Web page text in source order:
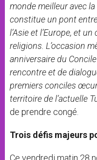
monde meilleur avec
constitue un pont entre
l’Asie et l’Europe, et
religions. L’occasion
anniversaire du
rencontre et de
premiers conciles
territoire de l’actuelle
de prendre congé.
Trois défis majeurs
Ce vendredi matin 28